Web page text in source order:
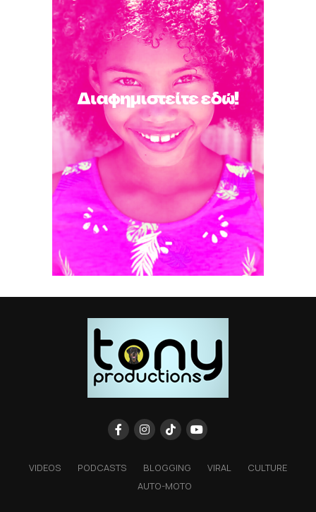
VIDEOS PODCASTS BLOGGING VIRAL
CULTURE
AUTO-MOTO